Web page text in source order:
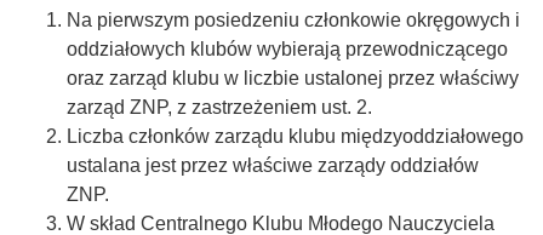
Na pierwszym posiedzeniu członkowie okręgowych i
oddziałowych klubów wybierają przewodniczącego
oraz zarząd klubu w liczbie ustalonej przez właściwy
zarząd ZNP, z zastrzeżeniem ust. 2.
Liczba członków zarządu klubu międzyoddziałowego
ustalana jest przez właściwe zarządy oddziałów
ZNP.
W skład Centralnego Klubu Młodego Nauczyciela